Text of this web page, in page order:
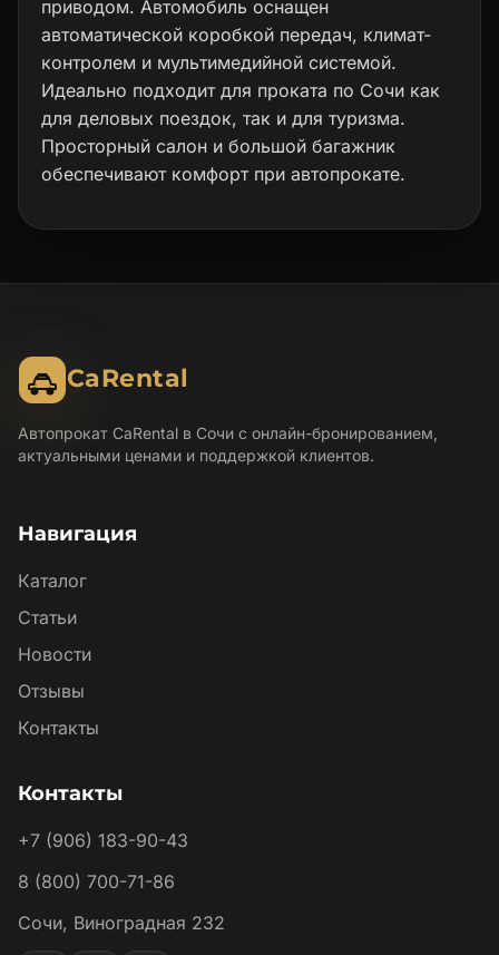
приводом. Автомобиль оснащен
автоматической коробкой передач, климат-
контролем и мультимедийной системой.
Идеально подходит для проката по Сочи как
для деловых поездок, так и для туризма.
Просторный салон и большой багажник
обеспечивают комфорт при автопрокате.
CaRental
Автопрокат CaRental в Сочи с онлайн-бронированием,
актуальными ценами и поддержкой клиентов.
Навигация
Каталог
Статьи
Новости
Отзывы
Контакты
Контакты
+7 (906) 183-90-43
8 (800) 700-71-86
Сочи, Виноградная 232